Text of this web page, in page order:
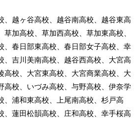
、越ヶ谷高校、越谷南高校、越谷東高
加高校、草加西高校、草加東高校、
、春日部東高校、春日部女子高校、幸
、吉川美南高校、越谷西高校、大宮高
高校、大宮東高校、大宮商業高校、大
高校、いづみ高校、与野高校、伊奈学
、浦和東高校、上尾南高校、杉戸高
、蓮田松韻高校、庄和高校、幸手桜高